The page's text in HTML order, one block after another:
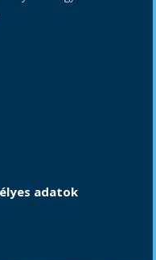
adatok